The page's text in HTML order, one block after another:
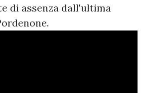
di assenza dall'ultima